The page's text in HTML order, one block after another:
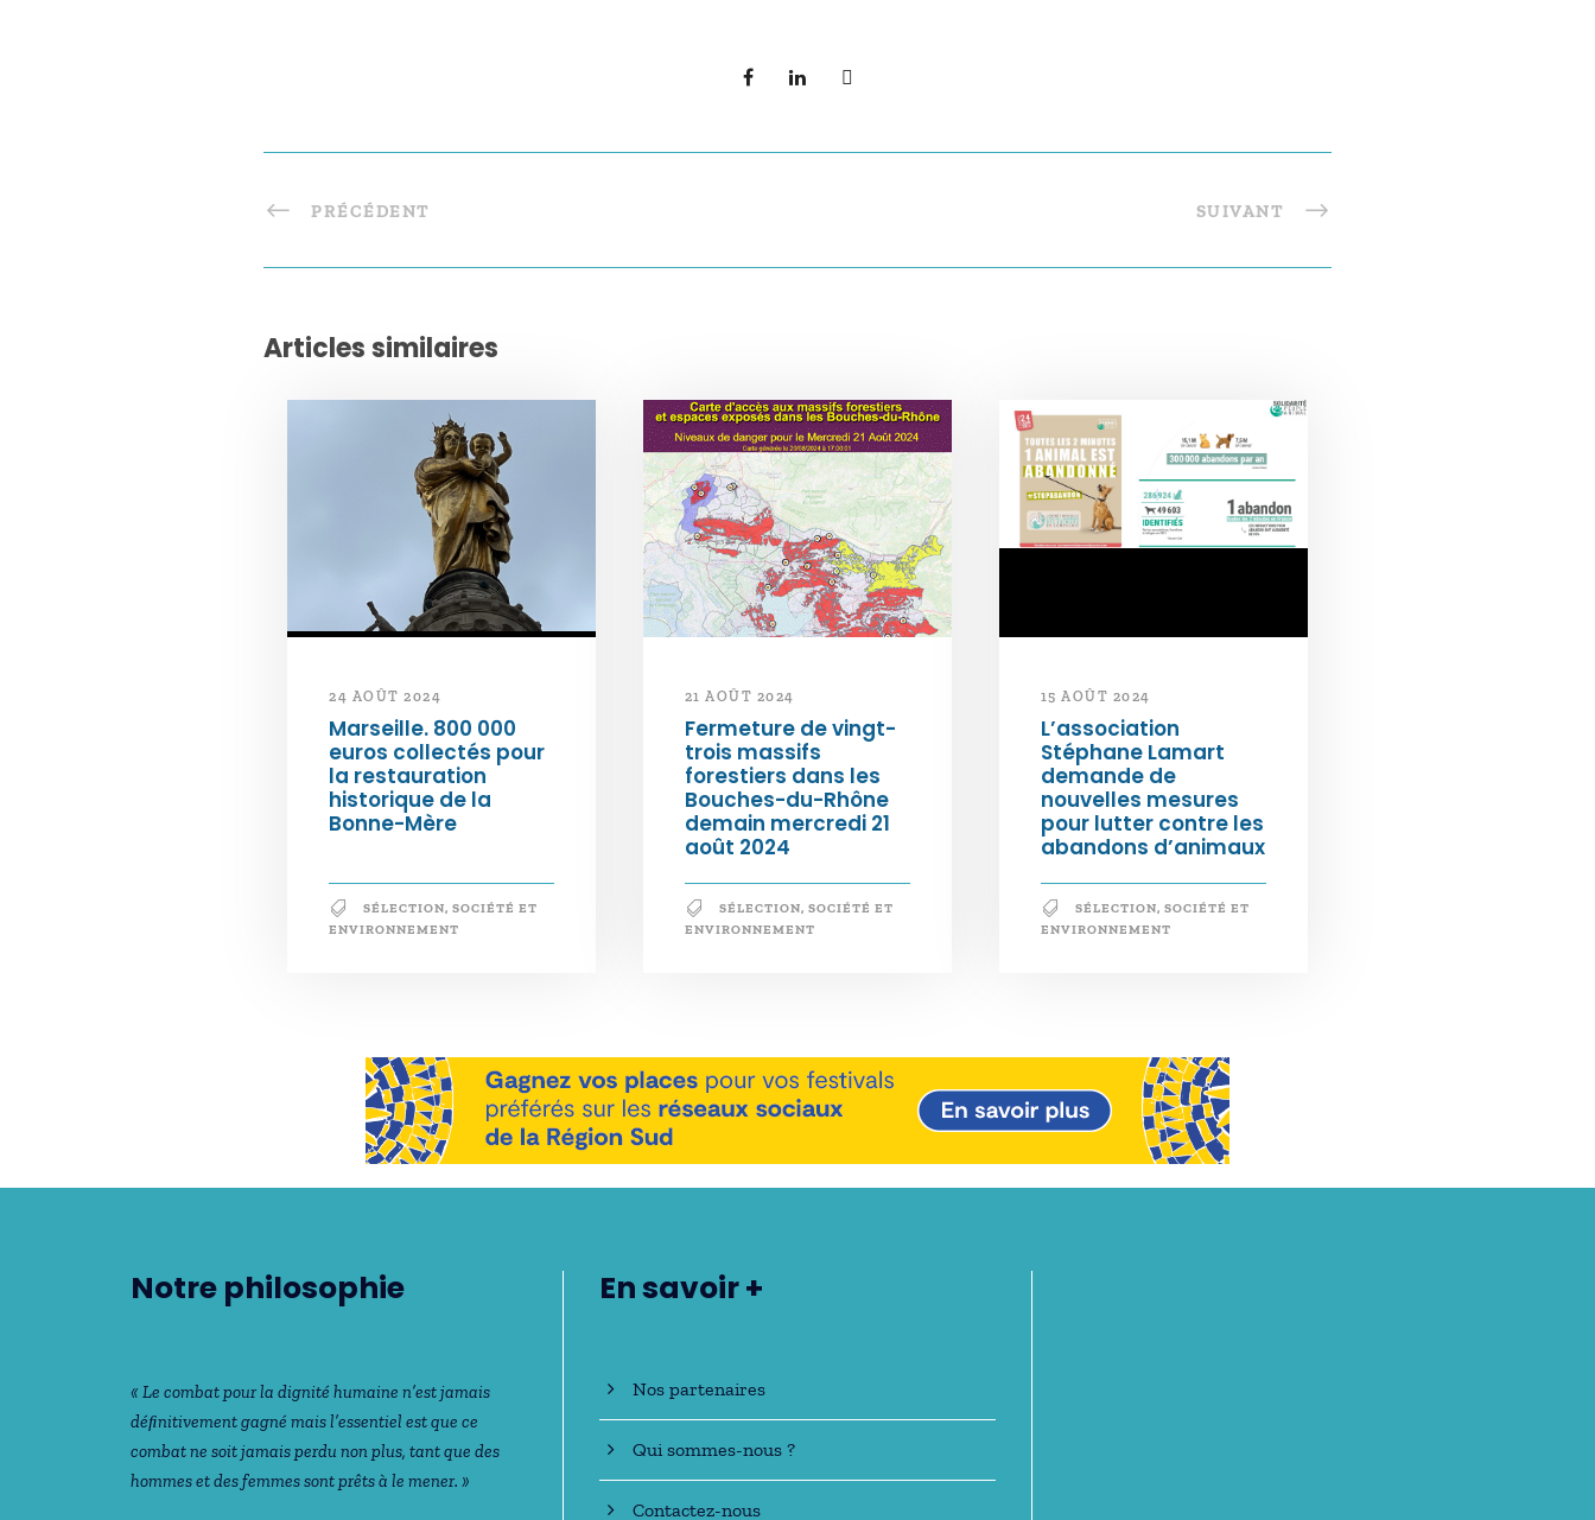
PRÉCÉDENT SUIVANT
Articles similaires
24 AOÛT 2024
Marseille. 800 000
euros collectés pour
la restauration
historique de la
Bonne-Mère
SÉLECTION, SOCIÉTÉ ET
ENVIRONNEMENT
21 AOÛT 2024
Fermeture de vingt-
trois massifs
forestiers dans les
Bouches-du-Rhône
demain mercredi 21
août 2024
SÉLECTION, SOCIÉTÉ ET
ENVIRONNEMENT
15 AOÛT 2024
L’association
Stéphane Lamart
demande de
nouvelles mesures
pour lutter contre les
abandons d’animaux
SÉLECTION, SOCIÉTÉ ET
ENVIRONNEMENT
Notre philosophie
« Le combat pour la dignité humaine n’est jamais
déﬁnitivement gagné mais l’essentiel est que ce
combat ne soit jamais perdu non plus, tant que des
hommes et des femmes sont prêts à le mener. »
En savoir +
Nos partenaires
Qui sommes-nous ?
Contactez-nous